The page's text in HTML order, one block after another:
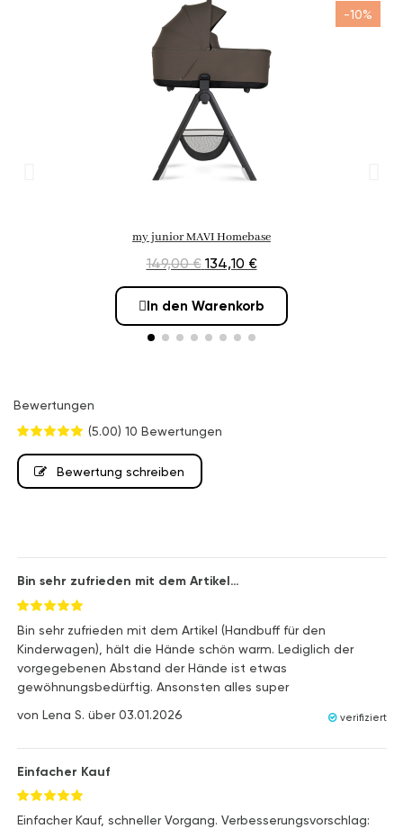
-10%
my junior MAVI Homebase
149,00 € 134,10 €
In den Warenkorb
Bewertungen
(5.00) 10 Bewertungen
Bewertung schreiben
Bin sehr zufrieden mit dem Artikel…
Bin sehr zufrieden mit dem Artikel (Handbuff für den
Kinderwagen), hält die Hände schön warm. Lediglich der
vorgegebenen Abstand der Hände ist etwas
gewöhnungsbedürftig. Ansonsten alles super
von Lena S. über03.01.2026 verifiziert
Einfacher Kauf
Einfacher Kauf, schneller Vorgang. Verbesserungsvorschlag: